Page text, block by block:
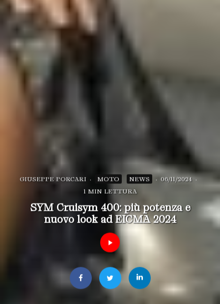
GIUSEPPE PORCARI · MOTO NEWS · 06/11/2024 ·
1 MIN LETTURA
SYM Cruisym 400: più potenza e
nuovo look ad EICMA 2024